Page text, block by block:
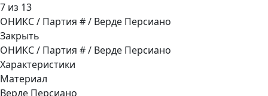
7 из 13
ОНИКС / Партия # / Верде Персиано
Закрыть
ОНИКС / Партия # / Верде Персиано
Характеристики
Материал
Верде Персиано